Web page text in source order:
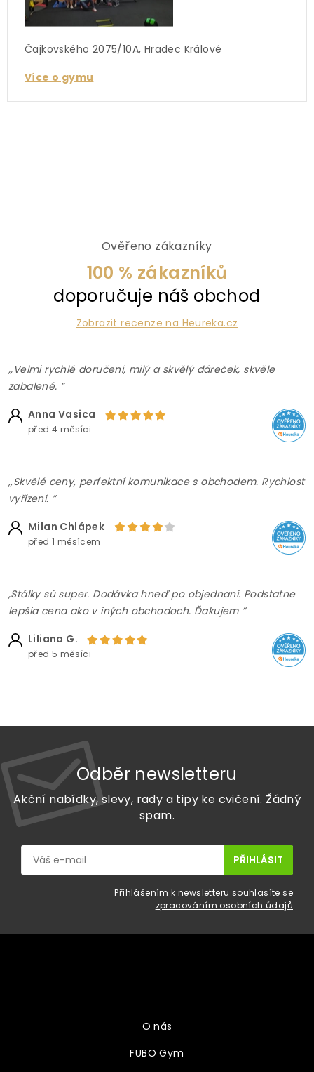
Čajkovského 2075/10A, Hradec Králové
Více o gymu
Ověřeno zákazníky
100 % zákazníků
doporučuje náš obchod
Zobrazit recenze na Heureka.cz
,,Velmi rychlé doručení, milý a skvělý dáreček, skvěle
zabalené. ”
Anna Vasica
před 4 měsíci
,,Skvělé ceny, perfektní komunikace s obchodem. Rychlost
vyřízení. ”
Milan Chlápek
před 1 měsícem
,Stálky sú super. Dodávka hneď po objednaní. Podstatne
lepšia cena ako v iných obchodoch. Ďakujem ”
Liliana G.
před 5 měsíci
Odběr newsletteru
Akční nabídky, slevy, rady a tipy ke cvičení. Žádný
spam.
Přihlášením k newsletteru souhlasíte se
zpracováním osobních údajů
O nás
FUBO Gym